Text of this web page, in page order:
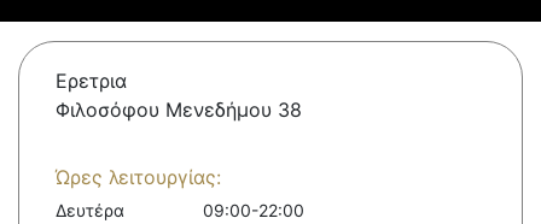
Ερετρια
Φιλοσόφου Μενεδήμου 38
Ώρες λειτουργίας:
Δευτέρα
09:00-22:00